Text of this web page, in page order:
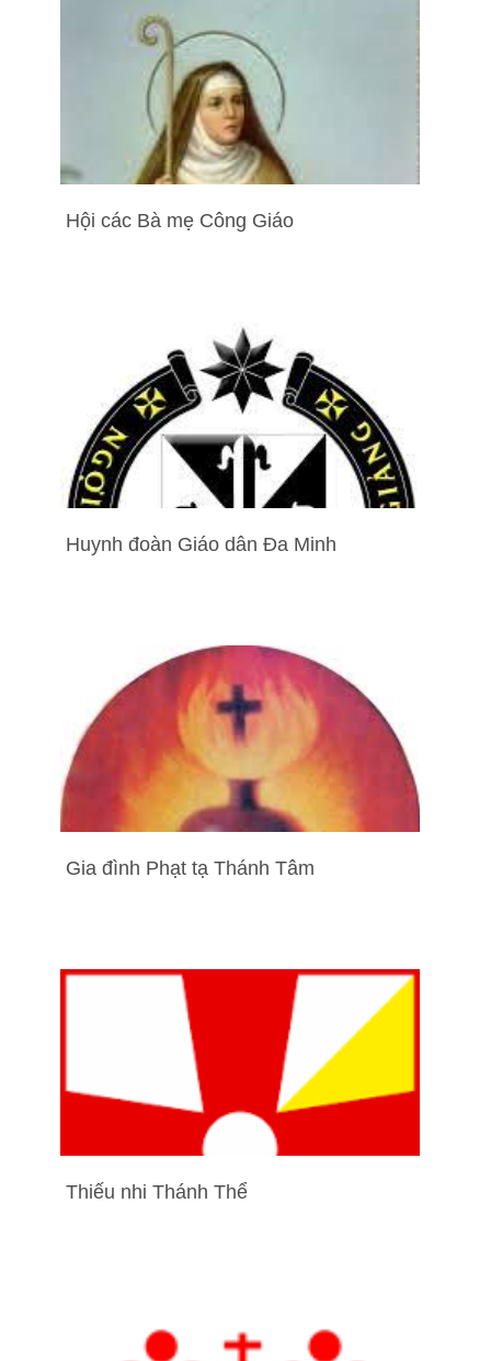
Hội các Bà mẹ Công Giáo
Huynh đoàn Giáo dân Đa Minh
Gia đình Phạt tạ Thánh Tâm
Thiếu nhi Thánh Thể